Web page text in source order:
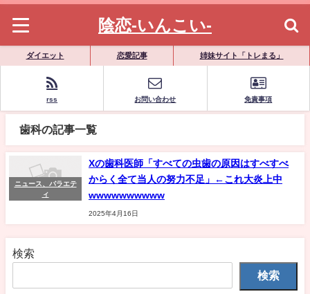
陰恋-いんこい-
ダイエット 恋愛記事 姉妹サイト「トレまる」
rss お問い合わせ 免責事項
歯科の記事一覧
ニュース、バラエテ
ィ
Xの歯科医師「すべての虫歯の原因はすべすべ
からく全て当人の努力不足」←これ大炎上中
wwwwwwwwww
2025年4月16日
検索
検索